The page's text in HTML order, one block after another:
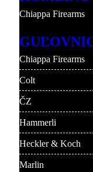
Chiappa Firearms
Chiappa Firearms
Colt
ČZ
Hammerli
Heckler & Koch
Marlin